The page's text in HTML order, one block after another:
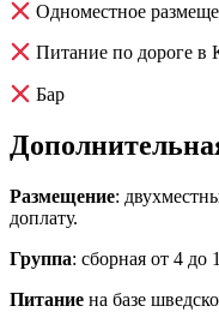
Одноместное
Питание по дороге в
Бар
Размещение:
доплату.
Группа: сборная от 4 до
Питание на базе